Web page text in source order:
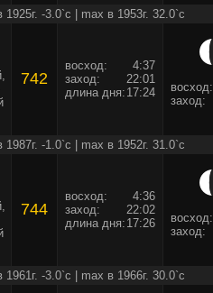
-3.0`c | max в 1953г. 32.0`c
742
восход:
4:37
заход:
22:01
длина дня: 17:24 восход:
заход:
-1.0`c | max в 1952г. 31.0`c
744
восход:
4:36
заход:
22:02
длина дня: 17:26 восход:
заход:
-3.0`c | max в 1966г. 30.0`c